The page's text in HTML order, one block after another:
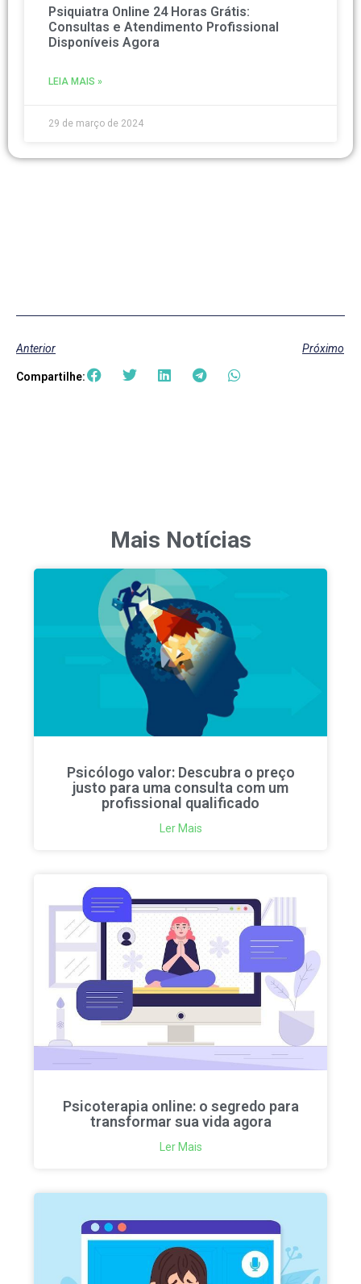
Psiquiatra Online 24 Horas Grátis:
Consultas e Atendimento Profissional
Disponíveis Agora
LEIA MAIS »
29 de março de 2024
Anterior Próximo
Compartilhe:
Mais Notícias
Psicólogo valor: Descubra o preço
justo para uma consulta com um
profissional qualificado
Ler Mais
Psicoterapia online: o segredo para
transformar sua vida agora
Ler Mais